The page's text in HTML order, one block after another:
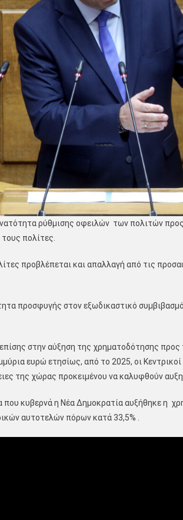
ρύθμισης οφειλών των πολιτών
πολίτες.
προβλέπεται και απαλλαγή από τις
προσφυγής στον εξωδικαστικό
στην αύξηση της χρηματοδότησης προς
ευρώ ετησίως, από το 2025, οι
της χώρας προκειμένου να καλυφθούν
που κυβερνά η Νέα Δημοκρατία αυξήθηκε η
αυτοτελών πόρων κατά 33,5% .